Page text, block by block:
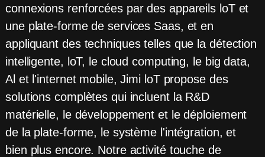
connexions renforcées par des appareils loT et
une plate-forme de services Saas, et en
appliquant des techniques telles que la détection
intelligente, loT, le cloud computing, le big data,
Al et l'internet mobile, Jimi loT propose des
solutions complètes qui incluent la R&D
matérielle, le développement et le déploiement
de la plate-forme, le système l'intégration, et
bien plus encore. Notre activité touche de